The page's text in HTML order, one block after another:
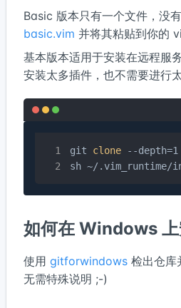
Basic 版本只有一个文件，没
basic.vim 并将其粘贴到你的
基本版本适用于安装在远程服
安装太多插件，也不需要进行太
git clone --
sh ~/.vim_runtime/
如何在 Windows 上
使用 gitforwindows 检出仓库
无需特殊说明 ;-)